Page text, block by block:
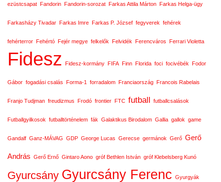
ezüstcsapat Fandorin Fandorin-sorozat Farkas Attila Márton Farkas Helga-ügy
Farkasházy Tivadar Farkas Imre Farkas P. József fegyverek fehérek
fehérterror Fehértó Fejér megye felkelők Felvidék Ferencváros Ferrari Violetta
Fidesz Fidesz-kormány FIFA Finn Florida foci focivébék Fodor
Gábor fogadási csalás Forma-1 forradalom Franciaország Francois Rabelais
Franjo Tudjman freudizmus Frodó frontier FTC futball futballcsalások
Futballgyilkosok futballtörténelem fák Galaktikus Birodalom Gallia gallok game
Gandalf Ganz-MÁVAG GDP George Lucas Gerecse germánok Gerő Gerő
András Gerő Ernő Gintaro Aono gróf Bethlen István gróf Klebelsberg Kunó
Gyurcsány Gyurcsány Ferenc Gyurgyák